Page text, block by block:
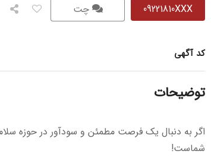
09221810XXX چت
کد آگهی
توضیحات
اگر به دنبال یک فرصت مطمئن و سودآور در حوزه
شماست!